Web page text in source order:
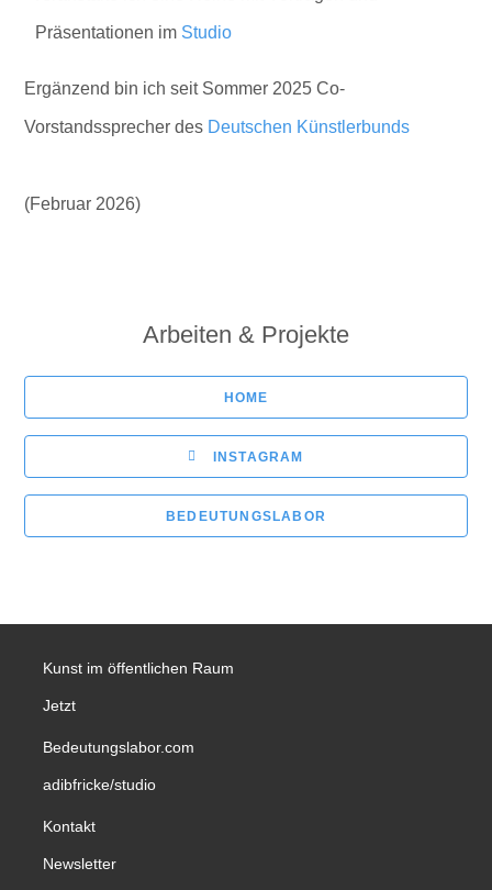
Präsentationen im Studio
Ergänzend bin ich seit Sommer 2025 Co-
Vorstandssprecher des Deutschen Künstlerbunds
(Februar 2026)
Arbeiten & Projekte
HOME
INSTAGRAM
BEDEUTUNGSLABOR
Kunst im öffentlichen Raum
Jetzt
Bedeutungslabor.com
adibfricke/studio
Kontakt
Newsletter